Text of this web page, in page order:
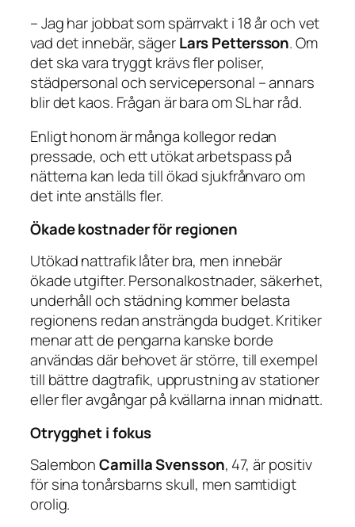
– Jag har jobbat som spärrvakt i 18 år och vet
vad det innebär, sägerLars Pettersson. Om
det ska vara tryggt krävs fler poliser,
städpersonal och servicepersonal – annars
blir det kaos. Frågan är bara om SL har råd.
Enligt honom är många kollegor redan
pressade, och ett utökat arbetspass på
nätterna kan leda till ökad sjukfrånvaro om
det inte anställs fler.
Ökade kostnader för regionen
Utökad nattrafik låter bra, men innebär
ökade utgifter. Personalkostnader, säkerhet,
underhåll och städning kommer belasta
regionens redan ansträngda budget. Kritiker
menar att de pengarna kanske borde
användas där behovet är större, till exempel
till bättre dagtrafik, upprustning av stationer
eller fler avgångar på kvällarna innan midnatt.
Otrygghet i fokus
SalembonCamilla Svensson, 47, är positiv
för sina tonårsbarns skull, men samtidigt
orolig.